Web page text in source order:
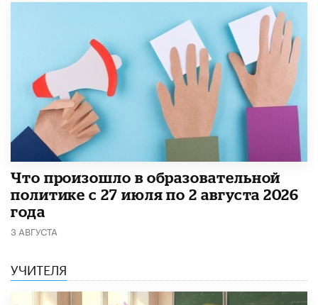
​Что произошло в образовательной
политике с 27 июля по 2 августа 2026
года
3 АВГУСТА
УЧИТЕЛЯ